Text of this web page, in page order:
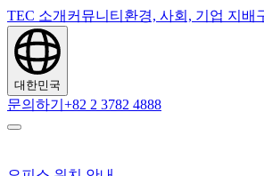
TEC 소개 커뮤니티 환경, 사회, 기업 지배
대한민국
문의하기 +82 2 3782 4888